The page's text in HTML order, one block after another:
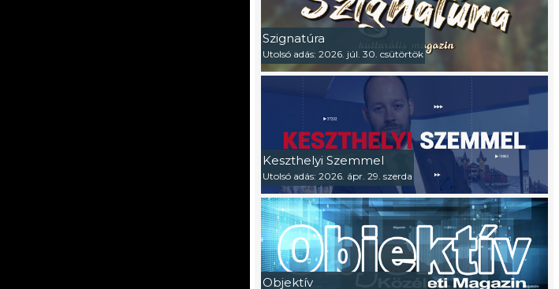
Szignatúra
Utolsó adás: 2026. júl. 30. csütörtök
Keszthelyi Szemmel
Utolsó adás: 2026. ápr. 29. szerda
Objektív